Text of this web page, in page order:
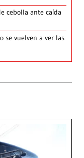
cebolla ante caída
se vuelven a ver las